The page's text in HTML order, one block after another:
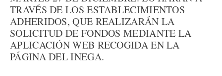
TRAVÉS DE LOS ESTABLECIMIENTOS
ADHERIDOS, QUE REALIZARÁN LA
SOLICITUD DE FONDOS MEDIANTE LA
APLICACIÓN WEB RECOGIDA EN LA
PÁGINA DEL INEGA.